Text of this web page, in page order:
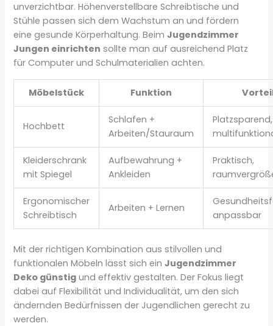
unverzichtbar. Höhenverstellbare Schreibtische und
Stühle passen sich dem Wachstum an und fördern
eine gesunde Körperhaltung. BeimJugendzimmer
Jungen einrichten sollte man auf ausreichend Platz
für Computer und Schulmaterialien achten.
Möbelstück Funktion
Hochbett
Schlafen +
Arbeiten/Stauraum
Platzsparend,
Kleiderschrank
mit Spiegel
Aufbewahrung +
Ankleiden
Praktisch,
Ergonomischer
Schreibtisch
Arbeiten + Lernen
anpassbar
Mit der richtigen Kombination aus stilvollen und
funktionalen Möbeln lässt sich einJugendzimmer
Deko günstig und effektiv gestalten. Der Fokus liegt
dabei auf Flexibilität und Individualität, um den sich
ändernden Bedürfnissen der Jugendlichen gerecht zu
werden.